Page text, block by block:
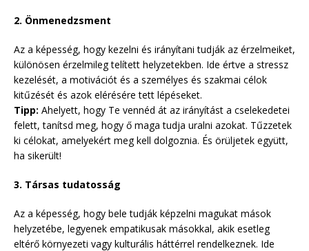
2. Önmenedzsment
Az a képesség, hogy kezelni és irányítani tudják az érzelmeiket,
különösen érzelmileg telített helyzetekben. Ide értve a stressz
kezelését, a motivációt és a személyes és szakmai célok
kitűzését és azok elérésére tett lépéseket.
Tipp: Ahelyett, hogy Te vennéd át az irányítást a cselekedetei
felett, tanítsd meg, hogy ő maga tudja uralni azokat. Tűzzetek
ki célokat, amelyekért meg kell dolgoznia. És örüljetek együtt,
ha sikerült!
3. Társas tudatosság
Az a képesség, hogy bele tudják képzelni magukat mások
helyzetébe, legyenek empatikusak másokkal, akik esetleg
eltérő környezeti vagy kulturális háttérrel rendelkeznek. Ide